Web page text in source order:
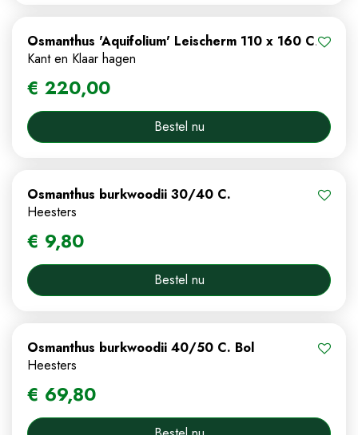
Osmanthus 'Aquifolium' Leischerm 110 x 160 C.
Kant en Klaar hagen
€ 220,00
Bestel nu
Osmanthus burkwoodii 30/40 C.
Heesters
€ 9,80
Bestel nu
Osmanthus burkwoodii 40/50 C. Bol
Heesters
€ 69,80